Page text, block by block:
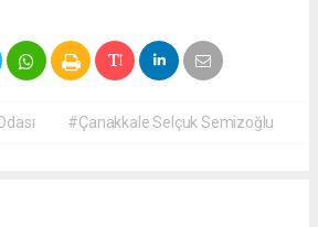
#Çanakkale Selçuk Semizoğlu